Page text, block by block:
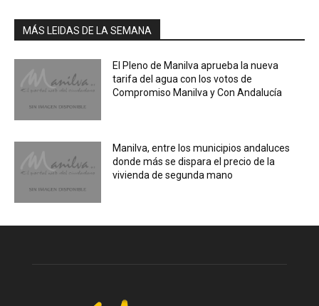
MÁS LEIDAS DE LA SEMANA
El Pleno de Manilva aprueba la nueva
tarifa del agua con los votos de
Compromiso Manilva y Con Andalucía
Manilva, entre los municipios andaluces
donde más se dispara el precio de la
vivienda de segunda mano